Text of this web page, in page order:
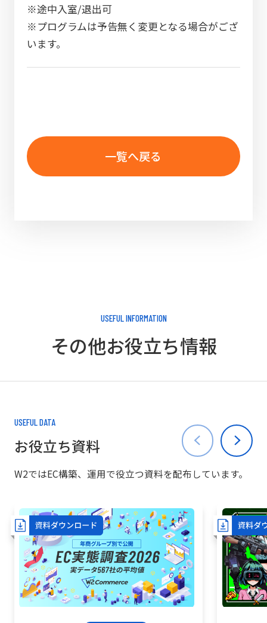
※途中入室/退出可
※プログラムは予告無く変更となる場合がござ
います。
一覧へ戻る
USEFUL INFORMATION
その他お役立ち情報
USEFUL DATA
お役立ち資料
W2ではEC構築、運用で役立つ資料を配布しています。